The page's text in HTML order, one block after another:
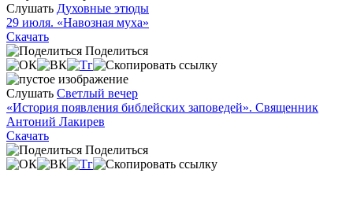
Слушать Духовные этюды
29 июля. «Навозная муха»
Скачать
Поделиться
Слушать Светлый вечер
«История появления библейских заповедей». Священник
Антоний Лакирев
Скачать
Поделиться